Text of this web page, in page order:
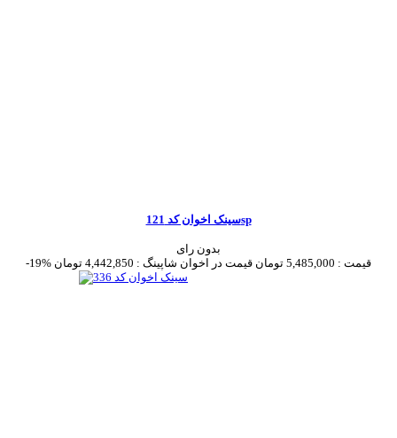
سینک اخوان کد 121sp
بدون رای
-19%
قیمت : 5,485,000 تومان قیمت در اخوان شاپینگ : 4,442,850 تومان